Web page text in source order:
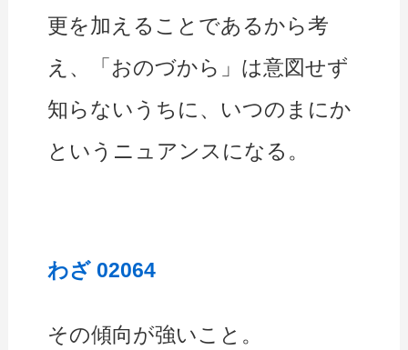
更を加えることであるから考
え、「おのづから」は意図せず
知らないうちに、いつのまにか
というニュアンスになる。
わざ 02064
その傾向が強いこと。